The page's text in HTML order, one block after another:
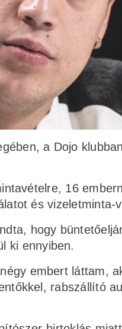
a Dojo
16
és vizeletminta-
hogy
ki ennyiben.
embert láttam,
rabszállító